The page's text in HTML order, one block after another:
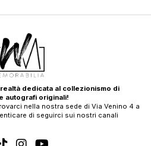
dedicata al collezionismo di
autografi originali!
nella nostra sede di Via Venino 4 a
di seguirci sui nostri canali